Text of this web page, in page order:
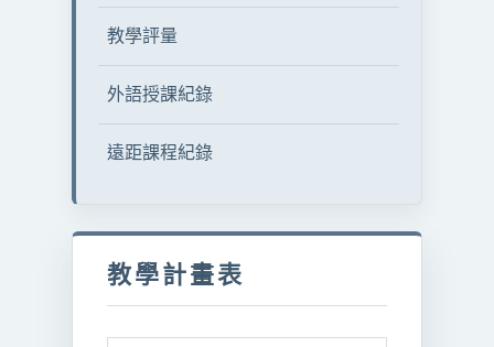
教學評量
外語授課紀錄
遠距課程紀錄
教學計畫表